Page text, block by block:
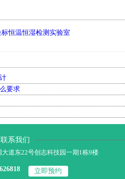
恒温恒湿检测实验室
要求
联系我们
道东22号创志科技园一期1栋9楼
立即预约